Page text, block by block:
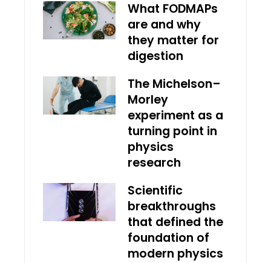
What FODMAPs
are and why
they matter for
digestion
The Michelson–
Morley
experiment as a
turning point in
physics
research
Scientific
breakthroughs
that defined the
foundation of
modern physics